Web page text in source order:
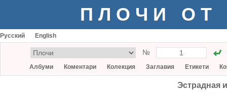
ПЛОЧИ ОТ
Русский English
№
Албуми Коментари Колекция Заглавия Етикети
Эстрадная